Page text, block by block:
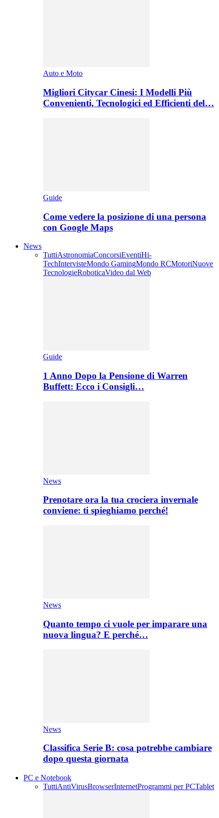
Auto e Moto
Migliori Citycar Cinesi: I Modelli Più
Convenienti, Tecnologici ed Efficienti del…
Guide
Come vedere la posizione di una persona
con Google Maps
News
TuttiAstronomiaConcorsiEventiHi-
TechIntervisteMondo GamingMondo RCMotoriNuove
TecnologieRoboticaVideo dal Web
Guide
1 Anno Dopo la Pensione di Warren
Buffett: Ecco i Consigli…
News
Prenotare ora la tua crociera invernale
conviene: ti spieghiamo perché!
News
Quanto tempo ci vuole per imparare una
nuova lingua? E perché…
News
Classifica Serie B: cosa potrebbe cambiare
dopo questa giornata
PC e Notebook
TuttiAntiVirusBrowserInternetProgrammi per PCTablet